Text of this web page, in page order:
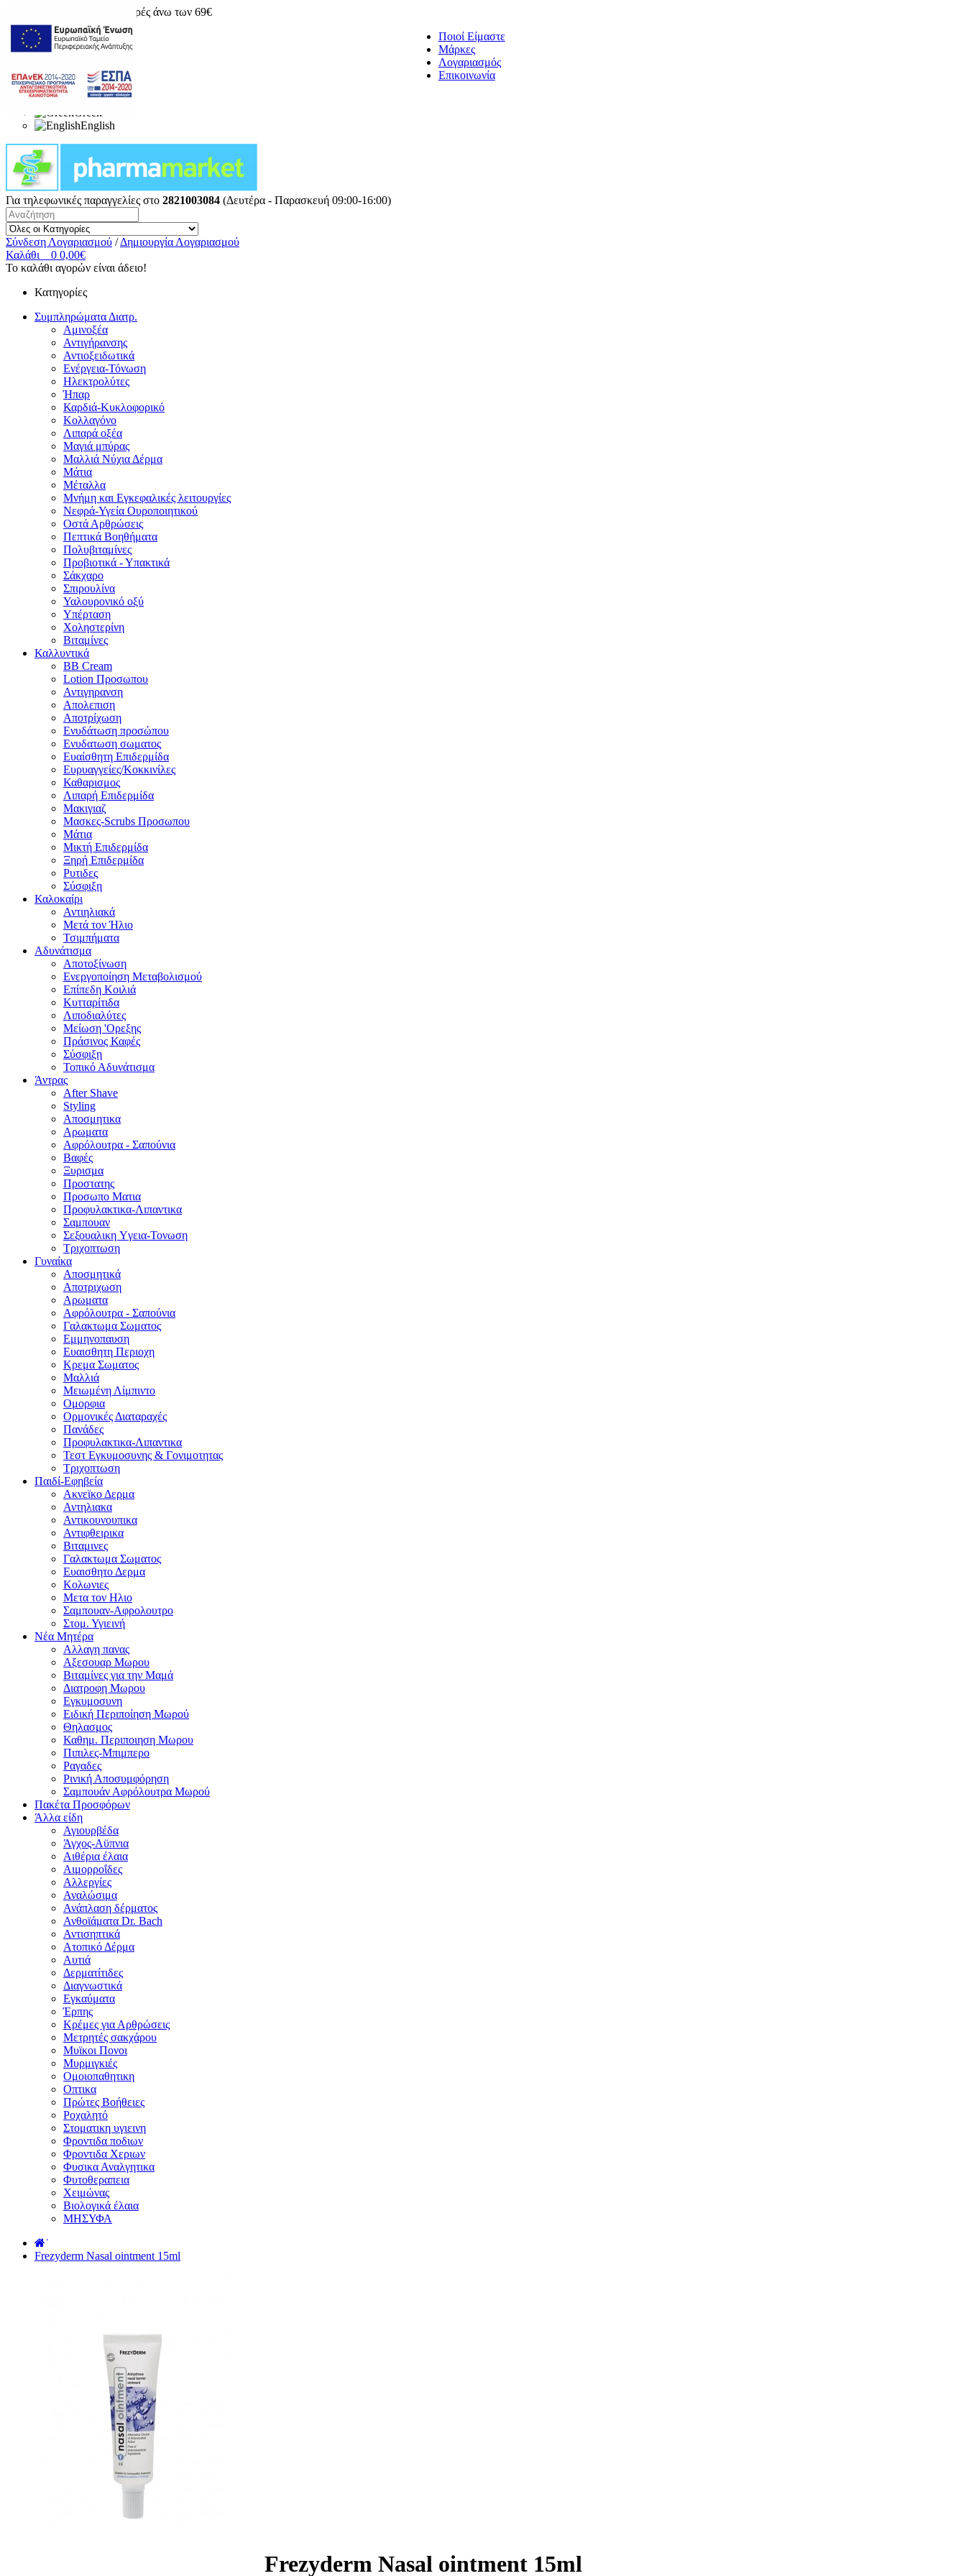
Δωρεάν μεταφορικά για αγορές άνω των 69€
Ποιοί Είμαστε
Μάρκες
Λογαριασμός
Επικοινωνία
Greek
English
Για τηλεφωνικές παραγγελίες στο 2821003084 (Δευτέρα - Παρασκευή 09:00-16:00)
Σύνδεση Λογαριασμού / Δημιουργία Λογαριασμού
Καλάθι
0 0,00€
Το καλάθι αγορών είναι άδειο!
Κατηγορίες
Συμπληρώματα Διατρ.
Αμινοξέα
Αντιγήρανσης
Αντιοξειδωτικά
Ενέργεια-Τόνωση
Ηλεκτρολύτες
Ήπαρ
Καρδιά-Κυκλοφορικό
Κολλαγόνο
Λιπαρά οξέα
Μαγιά μπύρας
Μαλλιά Νύχια Δέρμα
Μάτια
Μέταλλα
Μνήμη και Εγκεφαλικές λειτουργίες
Νεφρά-Υγεία Ουροποιητικού
Οστά Αρθρώσεις
Πεπτικά Βοηθήματα
Πολυβιταμίνες
Προβιοτικά - Υπακτικά
Σάκχαρο
Σπιρουλίνα
Υαλουρονικό οξύ
Υπέρταση
Χοληστερίνη
Βιταμίνες
Καλλυντικά
BB Cream
Lotion Προσωπου
Αντιγηρανση
Απολεπιση
Αποτρίχωση
Ενυδάτωση προσώπου
Ενυδατωση σωματος
Ευαίσθητη Επιδερμίδα
Ευρυαγγείες/Κοκκινίλες
Καθαρισμος
Λιπαρή Επιδερμίδα
Μακιγιαζ
Μασκες-Scrubs Προσωπου
Μάτια
Μικτή Επιδερμίδα
Ξηρή Επιδερμίδα
Ρυτιδες
Σύσφιξη
Καλοκαίρι
Αντιηλιακά
Μετά τον Ήλιο
Τσιμπήματα
Αδυνάτισμα
Αποτοξίνωση
Ενεργοποίηση Μεταβολισμού
Επίπεδη Κοιλιά
Κυτταρίτιδα
Λιποδιαλύτες
Μείωση 'Ορεξης
Πράσινος Καφές
Σύσφιξη
Τοπικό Αδυνάτισμα
Άντρας
After Shave
Styling
Αποσμητικα
Αρωματα
Αφρόλουτρα - Σαπούνια
Βαφές
Ξυρισμα
Προστατης
Προσωπο Ματια
Προφυλακτικα-Λιπαντικα
Σαμπουαν
Σεξουαλικη Yγεια-Τονωση
Τριχοπτωση
Γυναίκα
Αποσμητικά
Αποτριχωση
Αρωματα
Αφρόλουτρα - Σαπούνια
Γαλακτωμα Σωματος
Εμμηνοπαυση
Ευαισθητη Περιοχη
Κρεμα Σωματος
Μαλλιά
Μειωμένη Λίμπιντο
Ομορφια
Ορμονικές Διαταραχές
Πανάδες
Προφυλακτικα-Λιπαντικα
Τεστ Εγκυμοσυνης & Γονιμοτητας
Τριχοπτωση
Παιδί-Εφηβεία
Ακνεϊκο Δερμα
Αντηλιακα
Αντικουνουπικα
Αντιφθειρικα
Βιταμινες
Γαλακτωμα Σωματος
Ευαισθητο Δερμα
Κολωνιες
Μετα τον Ηλιο
Σαμπουαν-Αφρολουτρο
Στομ. Υγιεινή
Νέα Μητέρα
Αλλαγη πανας
Αξεσουαρ Μωρου
Βιταμίνες για την Μαμά
Διατροφη Μωρου
Εγκυμοσυνη
Ειδική Περιποίηση Μωρού
Θηλασμος
Καθημ. Περιποιηση Μωρου
Πιπιλες-Μπιμπερο
Ραγαδες
Ρινική Αποσυμφόρηση
Σαμπουάν Αφρόλουτρα Μωρού
Πακέτα Προσφόρων
Άλλα είδη
Αγιουρβέδα
Άγχος-Αϋπνια
Αιθέρια έλαια
Αιμορροΐδες
Αλλεργίες
Αναλώσιμα
Ανάπλαση δέρματος
Ανθοϊάματα Dr. Bach
Αντισηπτικά
Ατοπικό Δέρμα
Αυτιά
Δερματίτιδες
Διαγνωστικά
Εγκαύματα
Έρπης
Κρέμες για Αρθρώσεις
Μετρητές σακχάρου
Μυϊκοι Πονοι
Μυρμιγκιές
Ομοιοπαθητικη
Οπτικα
Πρώτες Βοήθειες
Ροχαλητό
Στοματικη υγιεινη
Φροντιδα ποδιων
Φροντιδα Χεριων
Φυσικα Αναλγητικα
Φυτοθεραπεια
Χειμώνας
Βιολογικά έλαια
ΜΗΣΥΦΑ
˙
Frezyderm Nasal ointment 15ml
Frezyderm Nasal ointment 15ml